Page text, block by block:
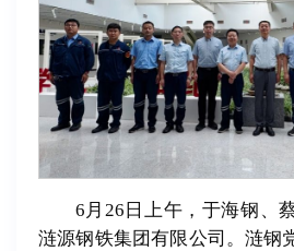
6月26日上午，于海钢、
涟源钢铁集团有限公司。涟钢